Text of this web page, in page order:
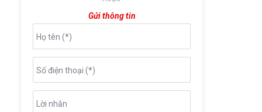
Gửi thông tin
Họ tên (*)
Số điện thoại (*)
Lời nhắn